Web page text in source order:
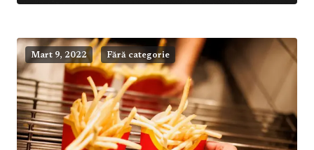
Mart 9, 2022 Fără categorie